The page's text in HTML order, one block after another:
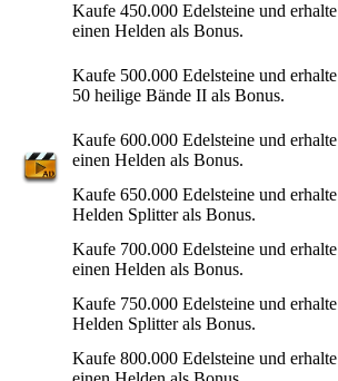
Kaufe 450.000 Edelsteine und erhalte
einen Helden als Bonus.
Kaufe 500.000 Edelsteine und erhalte
50 heilige Bände II als Bonus.
Kaufe 600.000 Edelsteine und erhalte
einen Helden als Bonus.
Kaufe 650.000 Edelsteine und erhalte
Helden Splitter als Bonus.
Kaufe 700.000 Edelsteine und erhalte
einen Helden als Bonus.
Kaufe 750.000 Edelsteine und erhalte
Helden Splitter als Bonus.
Kaufe 800.000 Edelsteine und erhalte